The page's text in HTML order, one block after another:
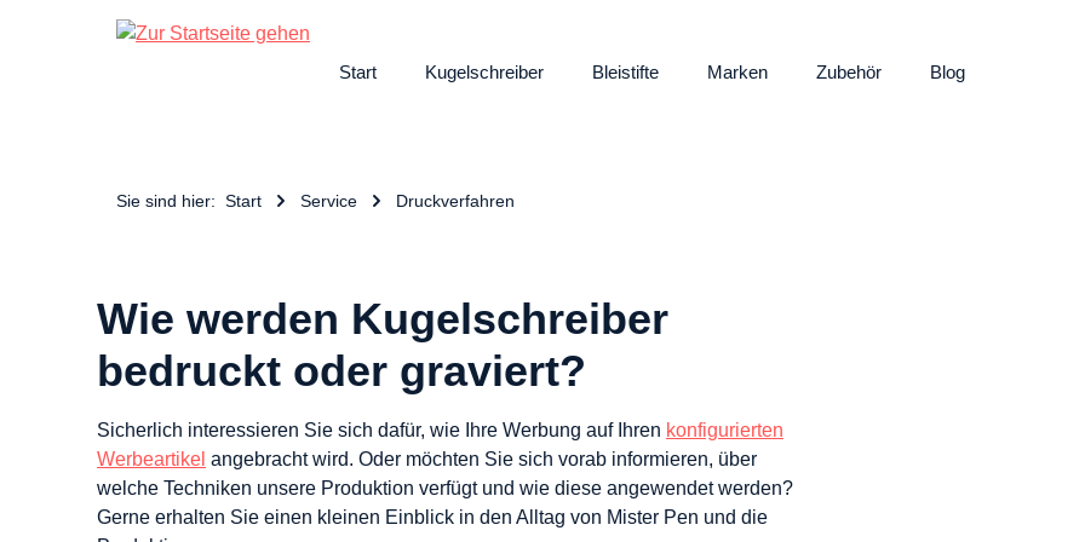
Zur Hauptnavigation springen
Start Kugelschreiber Bleistifte Marken Zubehör Blog
Sie sind hier: Start Service Druckverfahren
Wie werden Kugelschreiber
bedruckt oder graviert?
Sicherlich interessieren Sie sich dafür, wie Ihre Werbung auf Ihren konfigurierten
Werbeartikel angebracht wird. Oder möchten Sie sich vorab informieren, über
welche Techniken unsere Produktion verfügt und wie diese angewendet werden?
Gerne erhalten Sie einen kleinen Einblick in den Alltag von Mister Pen und die